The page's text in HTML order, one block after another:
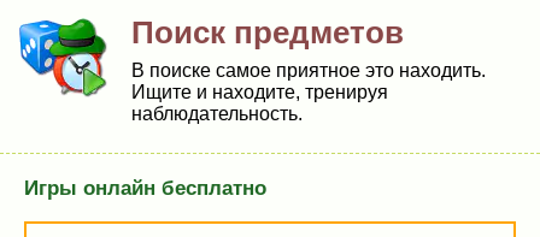
Поиск предметов
В поиске самое приятное это находить.
Ищите и находите, тренируя
наблюдательность.
Игры онлайн бесплатно